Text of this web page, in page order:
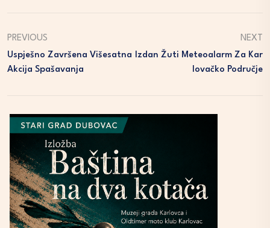
PREVIOUS
Uspješno Završena Višesatna
Akcija Spašavanja
NEXT
Izdan Žuti Meteoalarm Za Kar
Lovačko Područje